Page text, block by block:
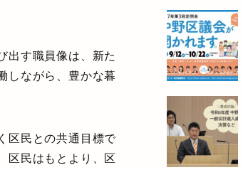
出す職員像は、新た
しながら、豊かな暮
区民との共通目標で
区民はもとより、区